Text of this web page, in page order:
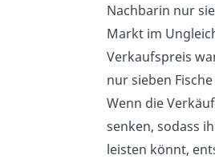
Nachbarin nur
Markt im
Verkaufspreis
nur sieben
Wenn die
senken, sodass
leisten könnt,